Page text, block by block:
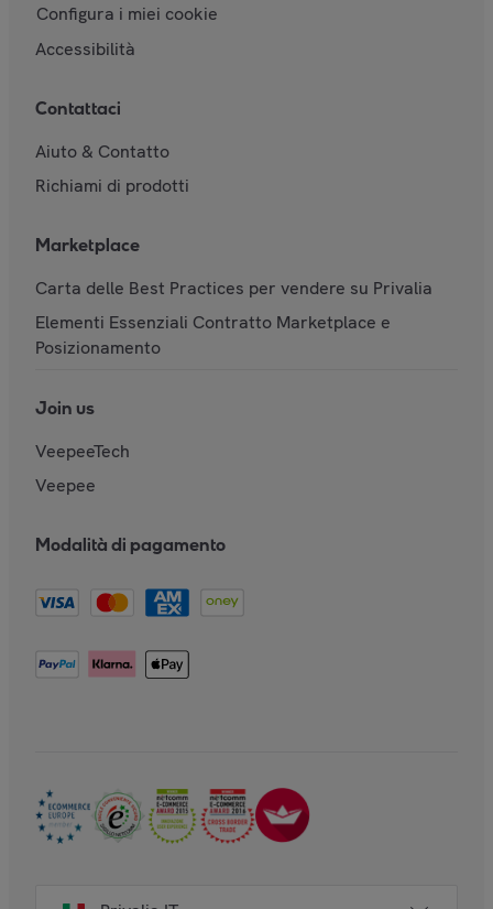
Configura i miei cookie
Accessibilità
Contattaci
Aiuto & Contatto
Richiami di prodotti
Marketplace
Carta delle Best Practices per vendere su Privalia
Elementi Essenziali Contratto Marketplace e
Posizionamento
Join us
VeepeeTech
Veepee
Modalità di pagamento